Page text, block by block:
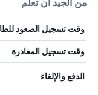
من الجيد أن تعلم
وقت تسجيل الصعود
وقت تسجيل المغادرة
الدفع والإلغاء